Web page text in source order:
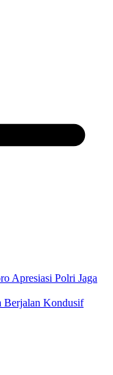
Apresiasi Polri Jaga
Berjalan Kondusif